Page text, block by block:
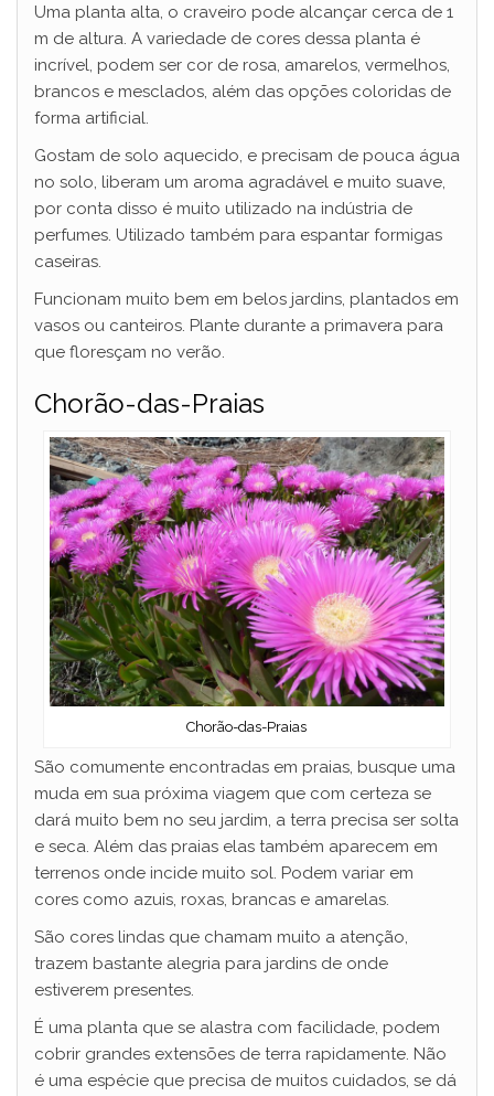
Uma planta alta, o craveiro pode alcançar cerca de 1
m de altura. A variedade de cores dessa planta é
incrível, podem ser cor de rosa, amarelos, vermelhos,
brancos e mesclados, além das opções coloridas de
forma artificial.
Gostam de solo aquecido, e precisam de pouca água
no solo, liberam um aroma agradável e muito suave,
por conta disso é muito utilizado na indústria de
perfumes. Utilizado também para espantar formigas
caseiras.
Funcionam muito bem em belos jardins, plantados em
vasos ou canteiros. Plante durante a primavera para
que floresçam no verão.
Chorão-das-Praias
Chorão-das-Praias
São comumente encontradas em praias, busque uma
muda em sua próxima viagem que com certeza se
dará muito bem no seu jardim, a terra precisa ser solta
e seca. Além das praias elas também aparecem em
terrenos onde incide muito sol. Podem variar em
cores como azuis, roxas, brancas e amarelas.
São cores lindas que chamam muito a atenção,
trazem bastante alegria para jardins de onde
estiverem presentes.
É uma planta que se alastra com facilidade, podem
cobrir grandes extensões de terra rapidamente. Não
é uma espécie que precisa de muitos cuidados, se dá